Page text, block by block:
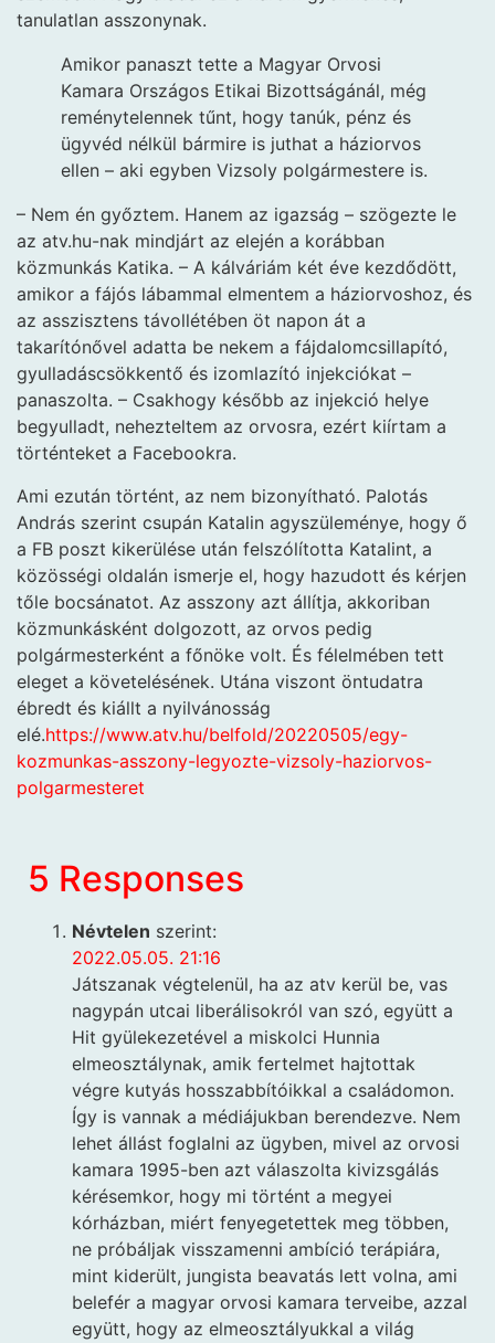
tanulatlan asszonynak.
Amikor panaszt tette a Magyar Orvosi
Kamara Országos Etikai Bizottságánál, még
reménytelennek tűnt, hogy tanúk, pénz és
ügyvéd nélkül bármire is juthat a háziorvos
ellen – aki egyben Vizsoly polgármestere is.
– Nem én győztem. Hanem az igazság – szögezte le
az atv.hu-nak mindjárt az elején a korábban
közmunkás Katika. – A kálváriám két éve kezdődött,
amikor a fájós lábammal elmentem a háziorvoshoz, és
az asszisztens távollétében öt napon át a
takarítónővel adatta be nekem a fájdalomcsillapító,
gyulladáscsökkentő és izomlazító injekciókat –
panaszolta. – Csakhogy később az injekció helye
begyulladt, nehezteltem az orvosra, ezért kiírtam a
történteket a Facebookra.
Ami ezután történt, az nem bizonyítható. Palotás
András szerint csupán Katalin agyszüleménye, hogy ő
a FB poszt kikerülése után felszólította Katalint, a
közösségi oldalán ismerje el, hogy hazudott és kérjen
tőle bocsánatot. Az asszony azt állítja, akkoriban
közmunkásként dolgozott, az orvos pedig
polgármesterként a főnöke volt. És félelmében tett
eleget a követelésének. Utána viszont öntudatra
ébredt és kiállt a nyilvánosság
elé.https://www.atv.hu/belfold/20220505/egy-
kozmunkas-asszony-legyozte-vizsoly-haziorvos-
polgarmesteret
5 Responses
Névtelen szerint:
2022.05.05. 21:16
Játszanak végtelenül, ha az atv kerül be, vas
nagypán utcai liberálisokról van szó, együtt a
Hit gyülekezetével a miskolci Hunnia
elmeosztálynak, amik fertelmet hajtottak
végre kutyás hosszabbítóikkal a családomon.
Így is vannak a médiájukban berendezve. Nem
lehet állást foglalni az ügyben, mivel az orvosi
kamara 1995-ben azt válaszolta kivizsgálás
kérésemkor, hogy mi történt a megyei
kórházban, miért fenyegetettek meg többen,
ne próbáljak visszamenni ambíció terápiára,
mint kiderült, jungista beavatás lett volna, ami
belefér a magyar orvosi kamara terveibe, azzal
együtt, hogy az elmeosztályukkal a világ